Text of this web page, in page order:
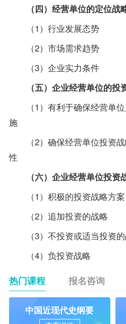
（四）经营单位的定位战
（1）行业发展态势
（2）市场需求趋势
（3）企业实力条件
（五）企业经营单位的投
（1）有利于确保经营单位
施
（2）确保经营单位投资战
性
（六）企业经营单位投资
（1）积极的投资战略方案
（2）追加投资的战略
（3）不投资或适当投资的
（4）负投资战略
热门课程 报名咨询
中国近现代史纲要